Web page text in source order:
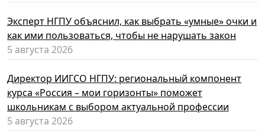
Эксперт НГПУ объяснил, как выбрать «умные» очки и
как ими пользоваться, чтобы не нарушать закон
5 августа 2026
Директор ИИГСО НГПУ: региональный компонент
курса «Россия – мои горизонты» поможет
школьникам с выбором актуальной профессии
5 августа 2026